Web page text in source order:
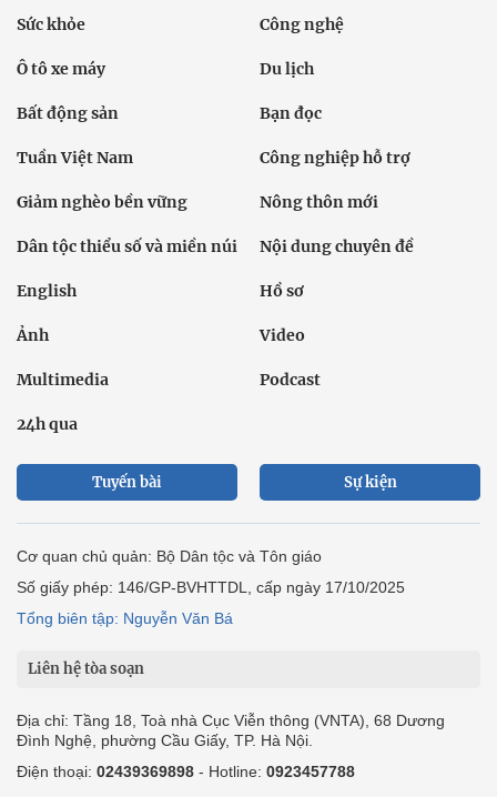
Sức khỏe Công nghệ
Ô tô xe máy Du lịch
Bất động sản Bạn đọc
Tuần Việt Nam Công nghiệp hỗ trợ
Giảm nghèo bền vững Nông thôn mới
Dân tộc thiểu số và miền núi Nội dung chuyên đề
English Hồ sơ
Ảnh Video
Multimedia Podcast
24h qua
Tuyến bài Sự kiện
Cơ quan chủ quản: Bộ Dân tộc và Tôn giáo
Số giấy phép: 146/GP-BVHTTDL, cấp ngày 17/10/2025
Tổng biên tập: Nguyễn Văn Bá
Liên hệ tòa soạn
Địa chỉ: Tầng 18, Toà nhà Cục Viễn thông (VNTA), 68 Dương
Đình Nghệ, phường Cầu Giấy, TP. Hà Nội.
Điện thoại: 02439369898 - Hotline: 0923457788